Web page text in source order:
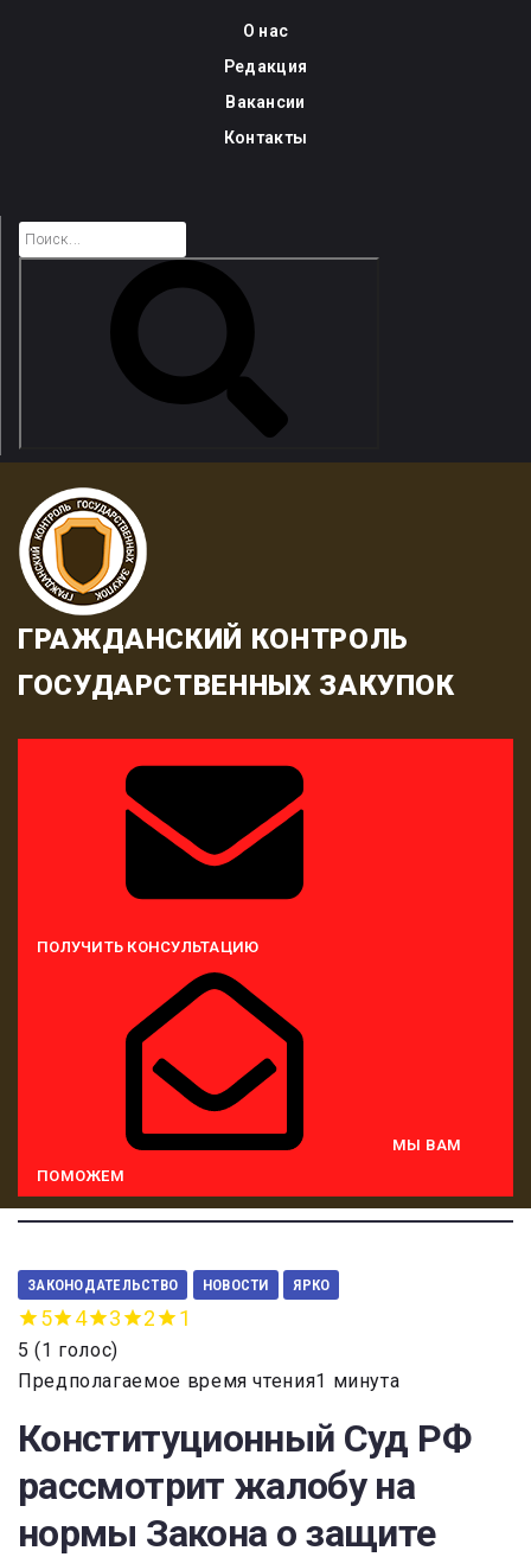
О нас
Редакция
Вакансии
Контакты
ГРАЖДАНСКИЙ КОНТРОЛЬ
ГОСУДАРСТВЕННЫХ ЗАКУПОК
ПОЛУЧИТЬ КОНСУЛЬТАЦИЮ
МЫ ВАМ
ПОМОЖЕМ
ЗАКОНОДАТЕЛЬСТВО НОВОСТИ ЯРКО
5 4 3 2 1
5 (1 голос)
Предполагаемое время чтения1 минута
Конституционный Суд РФ
рассмотрит жалобу на
нормы Закона о защите